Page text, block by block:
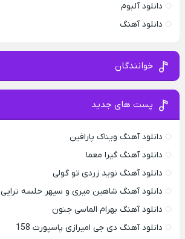
دانلود آلبوم
دانلود آهنگ
خوانندگان
پست های جدید
دانلود آهنگ ویناک پارافین
دانلود آهنگ گیرا معما
دانلود آهنگ نوید زردی تو گولی
دانلود آهنگ شاهین میری و سپهر خلسه تراپی
دانلود آهنگ بهرام الماسی جنون
دانلود آهنگ دی جی امیرازی پاسپورت 158